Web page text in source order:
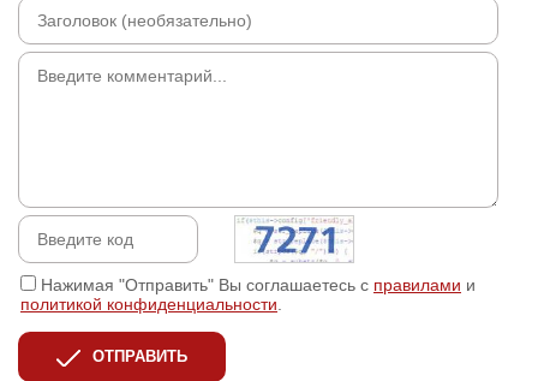
Нажимая "Отправить" Вы соглашаетесь с правилами и
политикой конфиденциальности
ОТПРАВИТЬ